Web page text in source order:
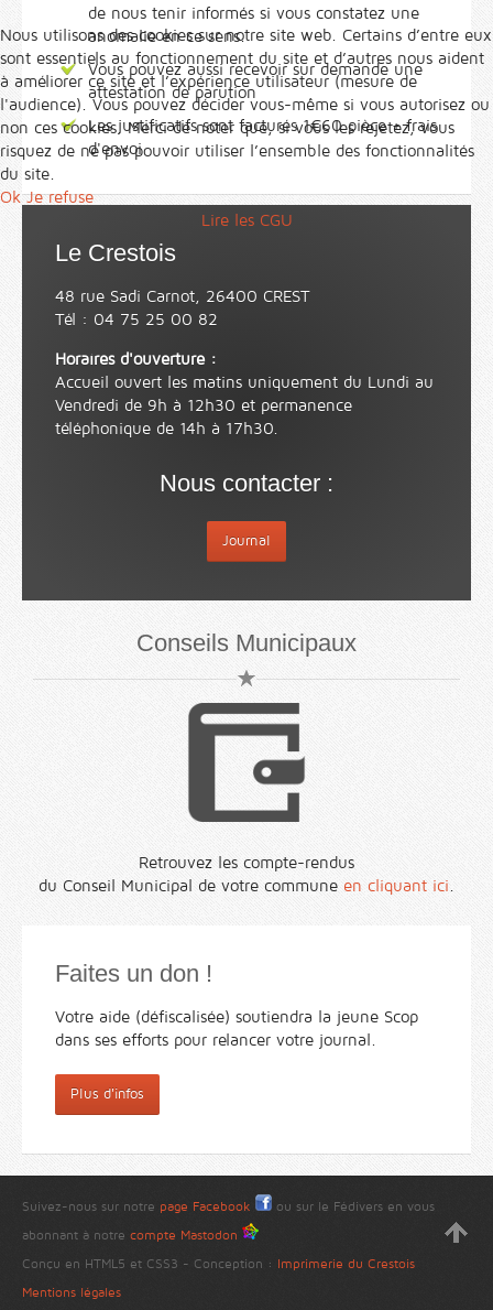
de nous tenir informés si vous constatez une
anomalie en ce sens.
Vous pouvez aussi recevoir sur demande une
attestation de parution
Les justificatifs sont facturés 1€60 pièce + frais
d'envoi
Le Crestois
48 rue Sadi Carnot, 26400 CREST
Tél : 04 75 25 00 82
Horaires d'ouverture :
Accueil ouvert les matins uniquement du Lundi au
Vendredi de 9h à 12h30 et permanence
téléphonique de 14h à 17h30.
Nous contacter :
Journal
Conseils Municipaux
Retrouvez les compte-rendus
du Conseil Municipal de votre commune en cliquant ici
Faites un don !
Votre aide (défiscalisée) soutiendra la jeune Scop
dans ses efforts pour relancer votre journal.
Plus d'infos
Suivez-nous sur notre page Facebook
ou sur le Fédivers en vous
abonnant à notre compte Mastodon
Conçu en HTML5 et CSS3 - Conception : Imprimerie du Crestois
Mentions légales
Nous utilisons des cookies sur notre site web. Certains d’entre eux
sont essentiels au fonctionnement du site et d’autres nous aident
à améliorer ce site et l’expérience utilisateur (mesure de
l'audience). Vous pouvez décider vous-même si vous autorisez ou
non ces cookies. Merci de noter que, si vous les rejetez, vous
risquez de ne pas pouvoir utiliser l’ensemble des fonctionnalités
du site.
Ok Je refuse
Lire les CGU